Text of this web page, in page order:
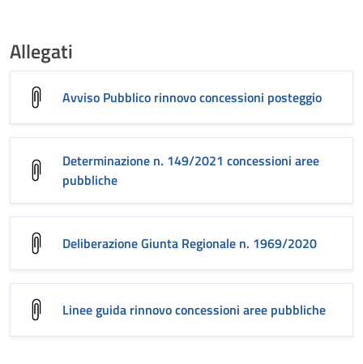
Allegati
Avviso Pubblico rinnovo concessioni posteggio
Determinazione n. 149/2021 concessioni aree
pubbliche
Deliberazione Giunta Regionale n. 1969/2020
Linee guida rinnovo concessioni aree pubbliche